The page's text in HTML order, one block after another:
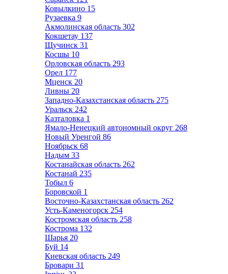
Ковылкино 15
Рузаевка 9
Акмолинская область 302
Кокшетау 137
Щучинск 31
Косшы 10
Орловская область 293
Орел 177
Мценск 20
Ливны 20
Западно-Казахстанская область 275
Уральск 242
Казталовка 1
Ямало-Ненецкий автономный округ 268
Новый Уренгой 86
Ноябрьск 68
Надым 33
Костанайская область 262
Костанай 235
Тобыл 6
Боровской 1
Восточно-Казахстанская область 262
Усть-Каменогорск 254
Костромская область 258
Кострома 132
Шарья 20
Буй 14
Киевская область 249
Бровари 31